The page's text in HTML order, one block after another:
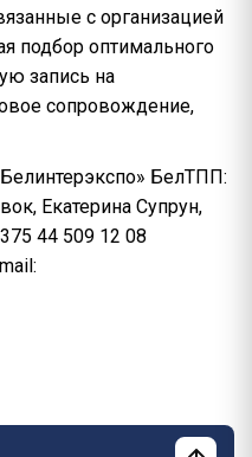
с организацией
подбор оптимального
запись на
сопровождение,
БелТПП:
Екатерина Супрун,
44 509 12 08